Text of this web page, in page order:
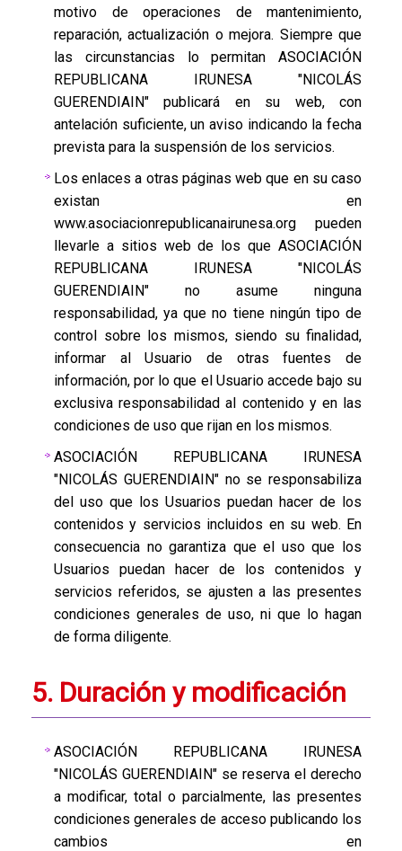
motivo de operaciones de mantenimiento,
reparación, actualización o mejora. Siempre que
las circunstancias lo permitan ASOCIACIÓN
REPUBLICANA IRUNESA "NICOLÁS
GUERENDIAIN" publicará en su web, con
antelación suficiente, un aviso indicando la fecha
prevista para la suspensión de los servicios.
Los enlaces a otras páginas web que en su caso
existan en
www.asociacionrepublicanairunesa.org pueden
llevarle a sitios web de los que ASOCIACIÓN
REPUBLICANA IRUNESA "NICOLÁS
GUERENDIAIN" no asume ninguna
responsabilidad, ya que no tiene ningún tipo de
control sobre los mismos, siendo su finalidad,
informar al Usuario de otras fuentes de
información, por lo que el Usuario accede bajo su
exclusiva responsabilidad al contenido y en las
condiciones de uso que rijan en los mismos.
ASOCIACIÓN REPUBLICANA IRUNESA
"NICOLÁS GUERENDIAIN" no se responsabiliza
del uso que los Usuarios puedan hacer de los
contenidos y servicios incluidos en su web. En
consecuencia no garantiza que el uso que los
Usuarios puedan hacer de los contenidos y
servicios referidos, se ajusten a las presentes
condiciones generales de uso, ni que lo hagan
de forma diligente.
5. Duración y modificación
ASOCIACIÓN REPUBLICANA IRUNESA
"NICOLÁS GUERENDIAIN" se reserva el derecho
a modificar, total o parcialmente, las presentes
condiciones generales de acceso publicando los
cambios en